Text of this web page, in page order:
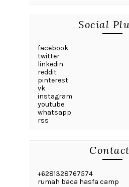
Social
facebook
twitter
linkedin
reddit
pinterest
vk
instagram
youtube
whatsapp
rss
+6281328767574
rumah baca hasfa camp